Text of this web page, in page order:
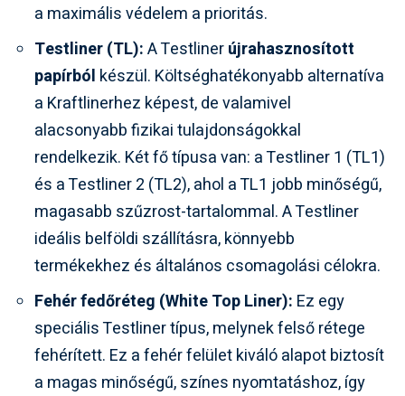
a maximális védelem a prioritás.
Testliner (TL):A Testlinerújrahasznosított
papírból készül. Költséghatékonyabb alternatíva
a Kraftlinerhez képest, de valamivel
alacsonyabb fizikai tulajdonságokkal
rendelkezik. Két fő típusa van: a Testliner 1 (TL1)
és a Testliner 2 (TL2), ahol a TL1 jobb minőségű,
magasabb szűzrost-tartalommal. A Testliner
ideális belföldi szállításra, könnyebb
termékekhez és általános csomagolási célokra.
Fehér fedőréteg (White Top Liner): Ez egy
speciális Testliner típus, melynek felső rétege
fehérített. Ez a fehér felület kiváló alapot biztosít
a magas minőségű, színes nyomtatáshoz, így